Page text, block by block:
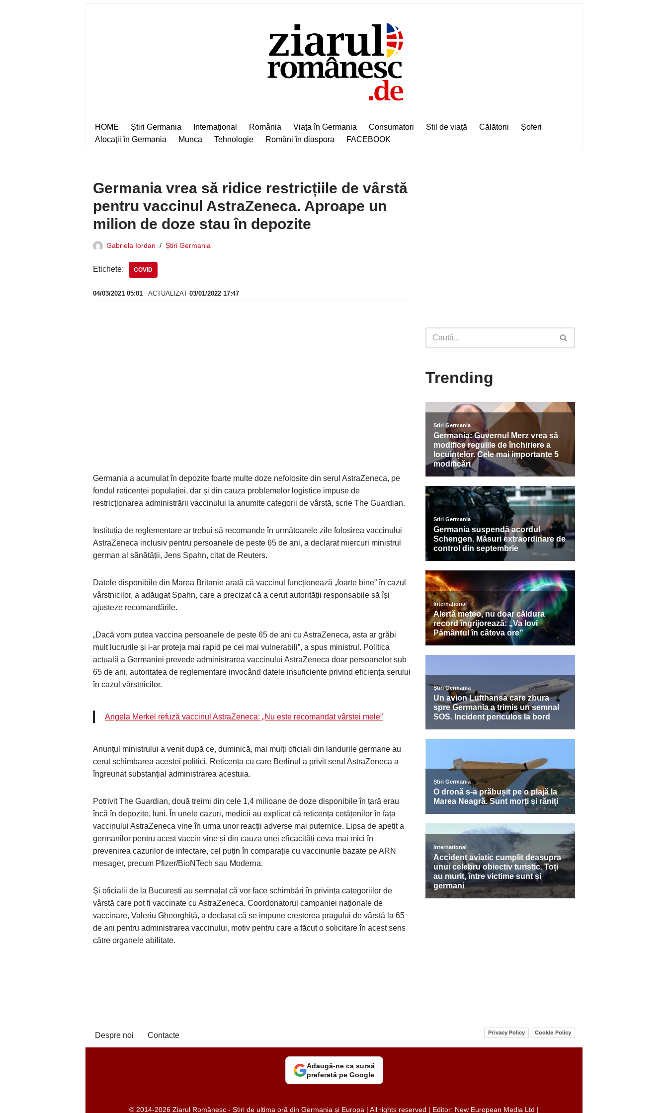
HOME Știri Germania Internațional România Viața în Germania Consumatori Stil de viață Călătorii
Șoferi
Alocaţii în Germania
Munca Tehnologie Români în diaspora FACEBOOK
Germania vrea să ridice restricțiile de vârstă
pentru vaccinul AstraZeneca. Aproape un
milion de doze stau în depozite
Gabriela Iordan Știri Germania
Etichete: COVID
04/03/2021 05:01 - ACTUALIZAT 03/01/2022 17:47
Germania a acumulat în depozite foarte multe doze nefolosite din serul AstraZeneca, pe
fondul reticenței populației, dar și din cauza problemelor logistice impuse de
restricționarea administrării vaccinului la anumite categorii de vârstă, scrie The Guardian.
Instituția de reglementare ar trebui să recomande în următoarele zile folosirea vaccinului
AstraZeneca inclusiv pentru persoanele de peste 65 de ani, a declarat miercuri ministrul
german al sănătății, Jens Spahn, citat de Reuters.
Datele disponibile din Marea Britanie arată că vaccinul funcționează „foarte bine” în cazul
vârstnicilor, a adăugat Spahn, care a precizat că a cerut autorității responsabile să își
ajusteze recomandările.
„Dacă vom putea vaccina persoanele de peste 65 de ani cu AstraZeneca, asta ar grăbi
mult lucrurile și i-ar proteja mai rapid pe cei mai vulnerabili”, a spus ministrul. Politica
actuală a Germaniei prevede administrarea vaccinului AstraZeneca doar persoanelor sub
65 de ani, autoritatea de reglementare invocând datele insuficiente privind eficiența serului
în cazul vârstnicilor.
Angela Merkel refuză vaccinul AstraZeneca: „Nu este recomandat vârstei mele”
Anunțul ministrului a venit după ce, duminică, mai mulți oficiali din landurile germane au
cerut schimbarea acestei politici. Reticența cu care Berlinul a privit serul AstraZeneca a
îngreunat substanțial administrarea acestuia.
Potrivit The Guardian, două treimi din cele 1,4 milioane de doze disponibile în țară erau
încă în depozite, luni. În unele cazuri, medicii au explicat că reticența cetățenilor în fața
vaccinului AstraZeneca vine în urma unor reacții adverse mai puternice. Lipsa de apetit a
germanilor pentru acest vaccin vine și din cauza unei eficacități ceva mai mici în
prevenirea cazurilor de infectare, cel puțin în comparație cu vaccinurile bazate pe ARN
mesager, precum Pfizer/BioNTech sau Moderna.
Şi oficialii de la București au semnalat că vor face schimbări în privința categoriilor de
vârstă care pot fi vaccinate cu AstraZeneca. Coordonatorul campaniei naționale de
vaccinare, Valeriu Gheorghiță, a declarat că se impune creșterea pragului de vârstă la 65
de ani pentru administrarea vaccinului, motiv pentru care a făcut o solicitare în acest sens
către organele abilitate.
Trending
Despre noi Contacte Privacy Policy Cookie Policy
Adaugă-ne ca sursă
preferată pe Google
© 2014-2026 Ziarul Românesc - Știri de ultima oră din Germania și Europa | All rights reserved | Editor: New European Media Ltd |